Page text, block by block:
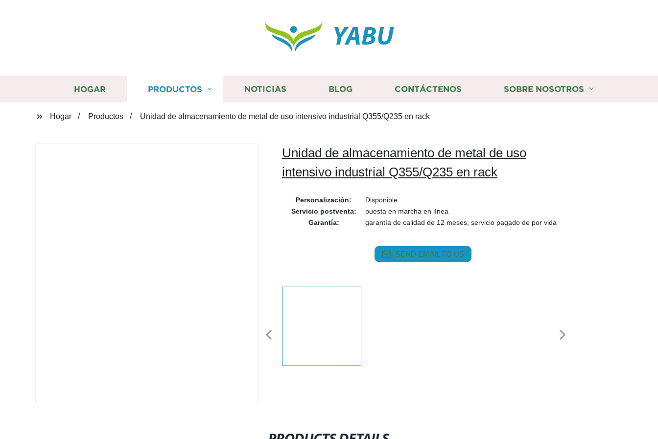
YABU
HOGAR PRODUCTOS NOTICIAS BLOG CONTÁCTENOS SOBRE NOSOTROS
Hogar Productos Unidad de almacenamiento de metal de uso intensivo industrial Q355/Q235 en rack
Unidad de almacenamiento de metal de uso
intensivo industrial Q355/Q235 en rack
Personalización:
Disponible
Servicio postventa:
puesta en marcha en línea
Garantía:
garantía de calidad de 12 meses, servicio pagado de por vida
SEND EMAIL TO US